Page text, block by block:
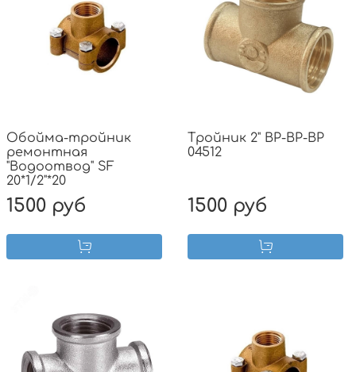
Обойма-тройник
ремонтная
"Водоотвод" SF
20*1/2"*20
1500 руб
Тройник 2" ВР-ВР-ВР
04512
1500 руб